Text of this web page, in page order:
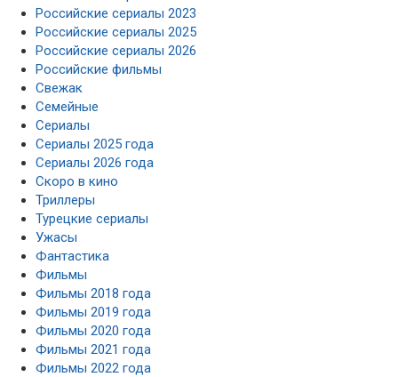
Российские сериалы 2023
Российские сериалы 2025
Российские сериалы 2026
Российские фильмы
Свежак
Семейные
Сериалы
Сериалы 2025 года
Сериалы 2026 года
Скоро в кино
Триллеры
Турецкие сериалы
Ужасы
Фантастика
Фильмы
Фильмы 2018 года
Фильмы 2019 года
Фильмы 2020 года
Фильмы 2021 года
Фильмы 2022 года